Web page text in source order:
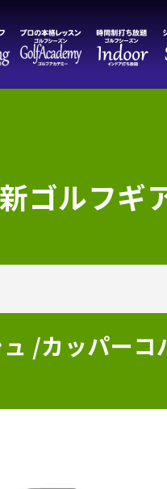
ゴルフギ
/カッパーコ